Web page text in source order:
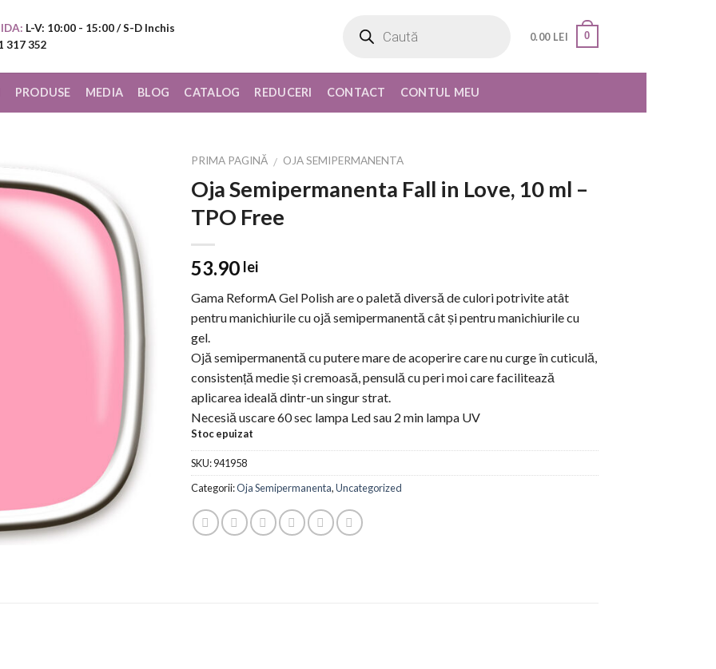
L-V: 10:00 - 15:00 / S-D Inchis
317 352
search
0.00 LEI 0
PRODUSE MEDIA BLOG CATALOG REDUCERI CONTACT CONTUL MEU
Wishlist
PRIMA PAGINĂ / OJA SEMIPERMANENTA
Oja Semipermanenta Fall in Love, 10 ml –
TPO Free
53.90 lei
Gama ReformA Gel Polish are o paletă diversă de culori potrivite atât
pentru manichiurile cu ojă semipermanentă cât și pentru manichiurile cu
gel.
Ojă semipermanentă cu putere mare de acoperire care nu curge în cuticulă,
consistență medie și cremoasă, pensulă cu peri moi care facilitează
aplicarea ideală dintr-un singur strat.
Necesiă uscare 60 sec lampa Led sau 2 min lampa UV
Stoc epuizat
SKU:941958
Categorii:Oja Semipermanenta,Uncategorized